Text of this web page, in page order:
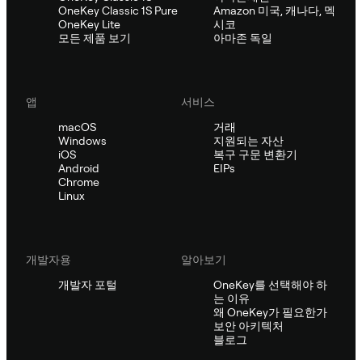
OneKey Classic 1S Pure
OneKey Lite
모든 제품 보기
Amazon 미국, 캐나다, 멕
시코
아마존 독일
앱
macOS
Windows
iOS
Android
Chrome
Linux
서비스
거래
지원되는 자산
복구 구문 변환기
EIPs
개발자용
개발자 포털
알아보기
OneKey를 선택해야 하
는 이유
왜 OneKey가 필요한가
보안 아키텍처
블로그